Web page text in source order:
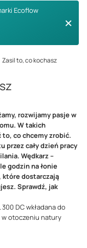
Ecoflow
Zasil to, co kochasz
rozwijamy pasje w
W takich
to, co chcemy zrobić.
przez cały dzień pracy
Wędkarz –
godzin na łonie
które dostarczają
Sprawdź, jak